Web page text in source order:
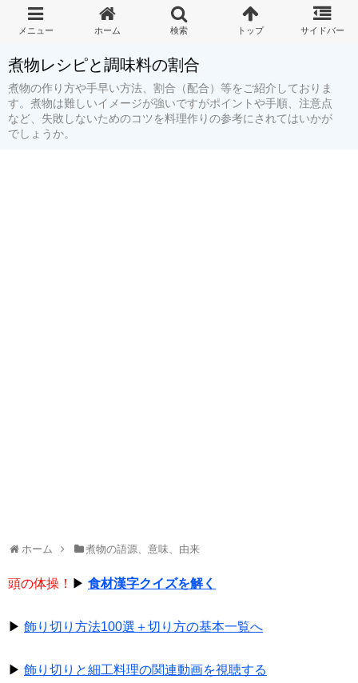
煮物レシピと調味料の割合
煮物の作り方や手早い方法、割合（配合）等をご紹介しておりま
す。煮物は難しいイメージが強いですがポイントや手順、注意点
など、失敗しないためのコツを料理作りの参考にされてはいかが
でしょうか。
ホーム 煮物の語源、意味、由来
頭の体操！ ▶ 食材漢字クイズを解く
▶ 飾り切り方法100選＋切り方の基本一覧へ
▶ 飾り切りと細工料理の関連動画を視聴する